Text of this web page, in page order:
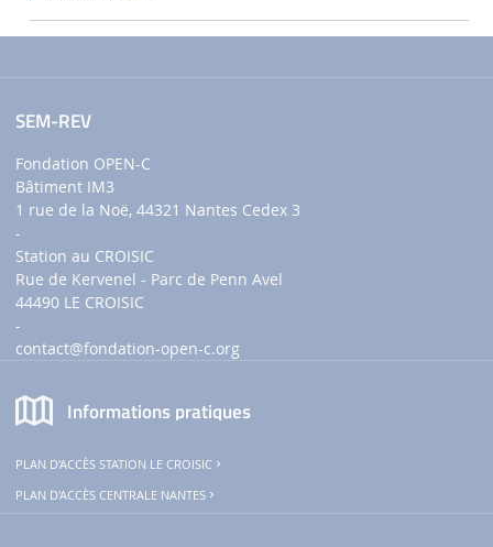
SEM-REV
Fondation OPEN-C
Bâtiment IM3
1 rue de la Noë, 44321 Nantes Cedex 3
-
Station au CROISIC
Rue de Kervenel - Parc de Penn Avel
44490 LE CROISIC
-
contact@fondation-open-c.org
Informations pratiques
PLAN D'ACCÈS STATION LE CROISIC
PLAN D'ACCÈS CENTRALE NANTES